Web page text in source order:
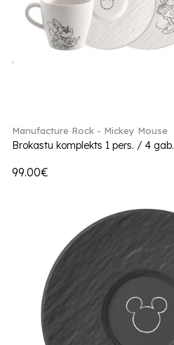
Manufacture Rock - Mickey Mouse
Brokastu komplekts 1 pers. / 4 gab.
99.00€